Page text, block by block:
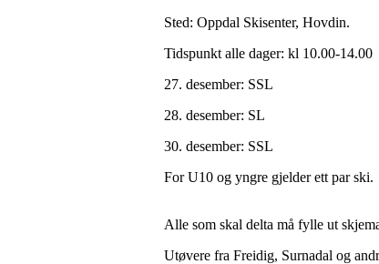
Sted: Oppdal Skisenter, Hovdin.
Tidspunkt alle dager: kl 10.00-14.00
27. desember: SSL
28. desember: SL
30. desember: SSL
For U10 og yngre gjelder ett par ski.
Alle som skal delta må fylle ut
Utøvere fra Freidig, Surnadal og